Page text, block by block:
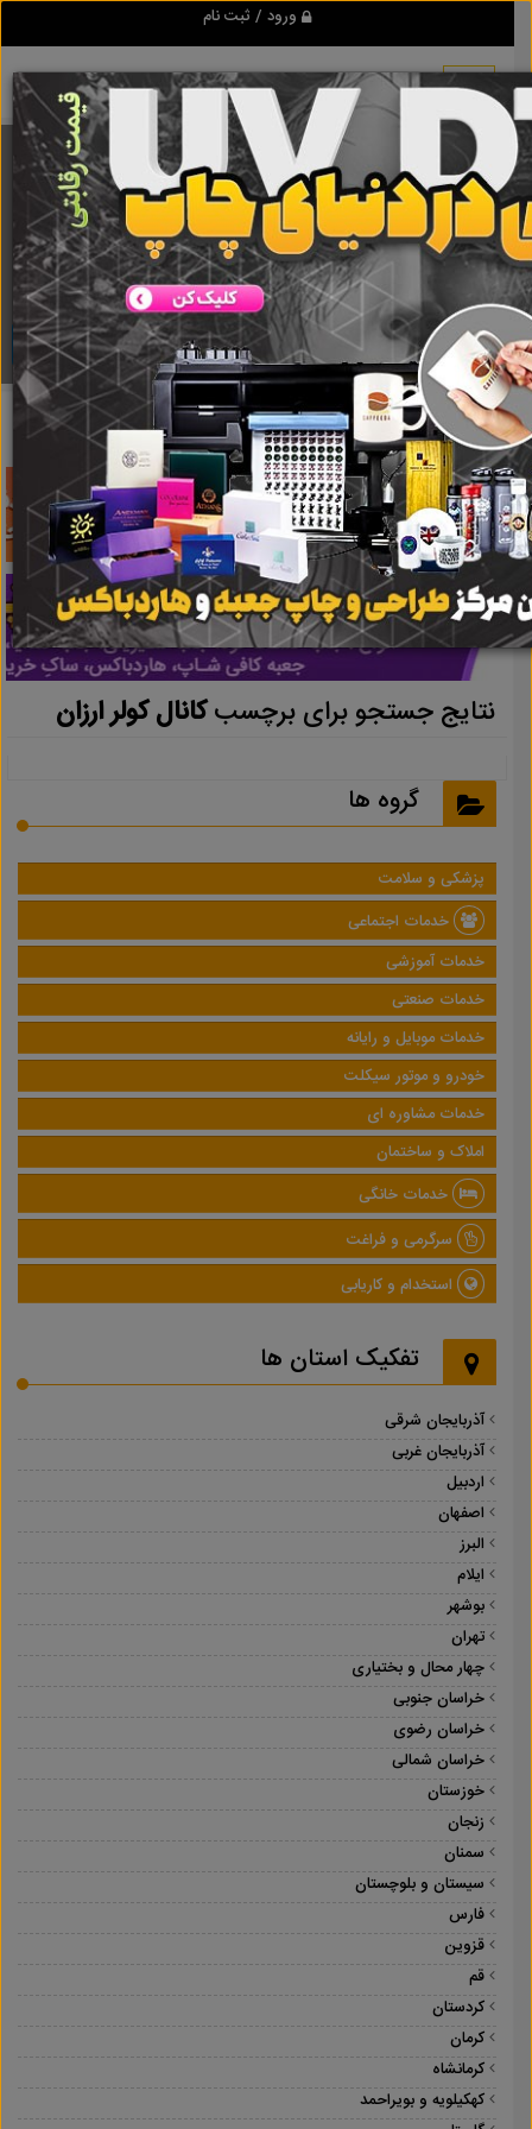
ورود / ثبت نام
برنامه اندروید تبلیغ شو
مرجع نیازمندیها و تبلیغات اینترنتی
دانلود
تبلیغ شو کانال کولر ارزان نتایج جستجو برای برچسبکانال کولر ارزان
نتایج جستجو برای برچسبکانال کولر ارزان
گروه ها
پزشکی و سلامت
خدمات اجتماعی
خدمات آموزشی
خدمات صنعتی
خدمات موبایل و رایانه
خودرو و موتور سیکلت
خدمات مشاوره ای
املاک و ساختمان
خدمات خانگی
سرگرمی و فراغت
استخدام و کاریابی
تفکیک استان ها
آذربایجان شرقی
آذربایجان غربی
اردبیل
اصفهان
البرز
ایلام
بوشهر
تهران
چهار محال و بختیاری
خراسان جنوبی
خراسان رضوی
خراسان شمالی
خوزستان
زنجان
سمنان
سیستان و بلوچستان
فارس
قزوین
قم
کردستان
کرمان
کرمانشاه
کهکیلویه و بویراحمد